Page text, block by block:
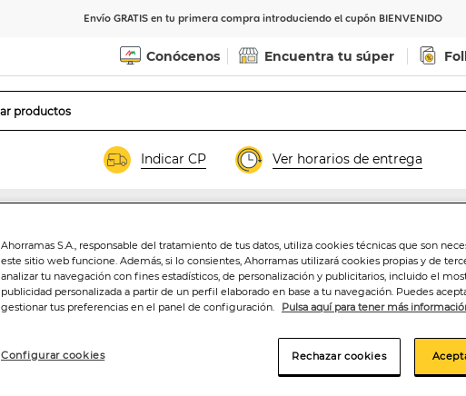
Envío GRATIS en tu primera compra introduciendo el cupón BIENVENIDO
Conócenos Encuentra tu súper
Indicar CP Ver horarios de entrega
Helado Alipende
3,99€
6,88€/litro
Ahorramas S.A., responsable del tratamiento de tus datos, utiliza cookies técnicas que son
este sitio web funcione. Además, si lo consientes, Ahorramas utilizará cookies propias y de
analizar tu navegación con fines estadísticos, de personalización y publicitarios, incluido el
publicidad personalizada a partir de un perfil elaborado en base a tu navegación. Puedes
gestionar tus preferencias en el panel de configuración.
Pulsa aquí para tener más
Configurar cookies Rechazar cookies